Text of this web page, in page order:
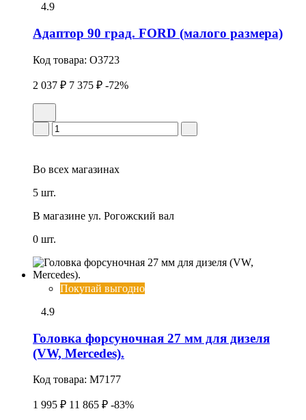
4.9
Адаптор 90 град. FORD (малого размера)
Код товара: O3723
2 037 ₽ 7 375 ₽ -72%
Во всех магазинах
5 шт.
В магазине ул. Рогожский вал
0 шт.
Покупай выгодно
4.9
Головка фоpсуночная 27 мм для дизеля
(VW, Mercedes).
Код товара: M7177
1 995 ₽ 11 865 ₽ -83%